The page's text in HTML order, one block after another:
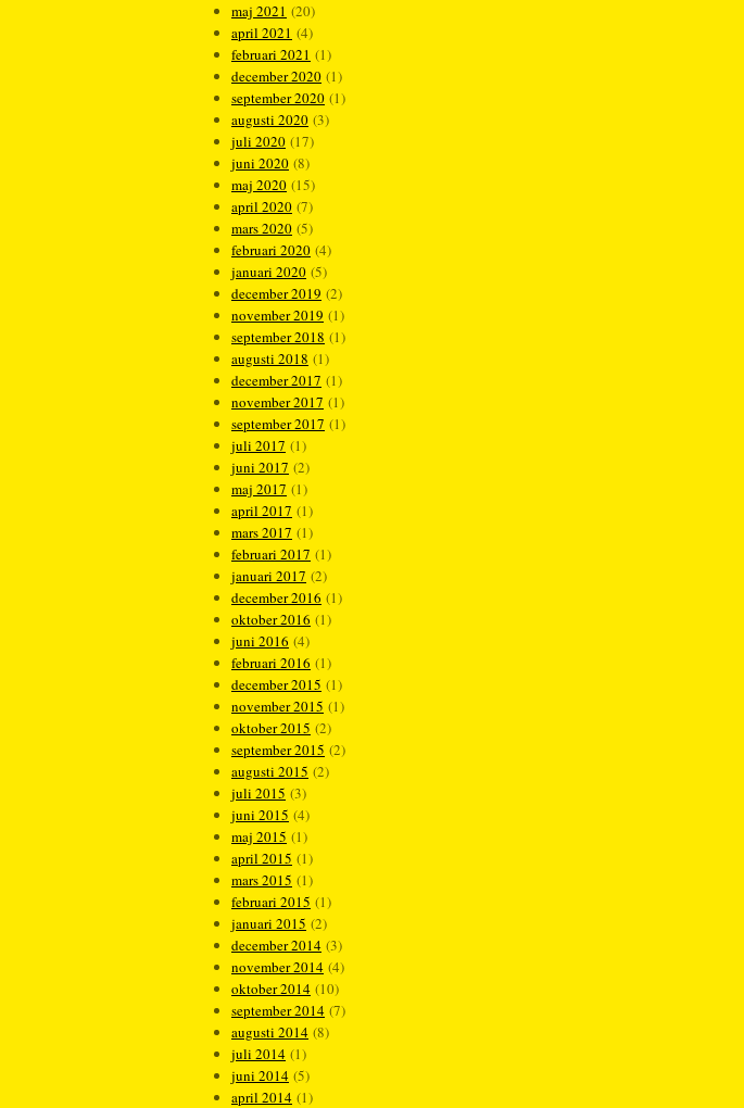
maj 2021 (20)
april 2021 (4)
februari 2021 (1)
december 2020 (1)
september 2020 (1)
augusti 2020 (3)
juli 2020 (17)
juni 2020 (8)
maj 2020 (15)
april 2020 (7)
mars 2020 (5)
februari 2020 (4)
januari 2020 (5)
december 2019 (2)
november 2019 (1)
september 2018 (1)
augusti 2018 (1)
december 2017 (1)
november 2017 (1)
september 2017 (1)
juli 2017 (1)
juni 2017 (2)
maj 2017 (1)
april 2017 (1)
mars 2017 (1)
februari 2017 (1)
januari 2017 (2)
december 2016 (1)
oktober 2016 (1)
juni 2016 (4)
februari 2016 (1)
december 2015 (1)
november 2015 (1)
oktober 2015 (2)
september 2015 (2)
augusti 2015 (2)
juli 2015 (3)
juni 2015 (4)
maj 2015 (1)
april 2015 (1)
mars 2015 (1)
februari 2015 (1)
januari 2015 (2)
december 2014 (3)
november 2014 (4)
oktober 2014 (10)
september 2014 (7)
augusti 2014 (8)
juli 2014 (1)
juni 2014 (5)
april 2014 (1)